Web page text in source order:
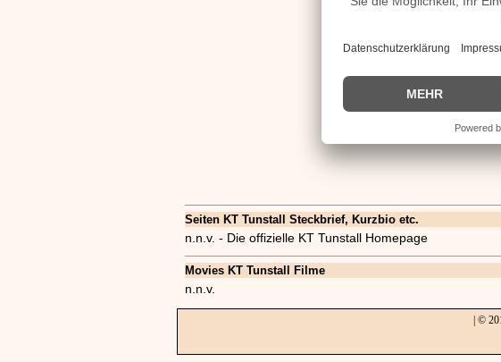
Seiten KT Tunstall Steckbrief, Kurzbio etc.
n.n.v. - Die offizielle KT Tunstall Homepage
Movies KT Tunstall Filme
n.n.v.
| ©